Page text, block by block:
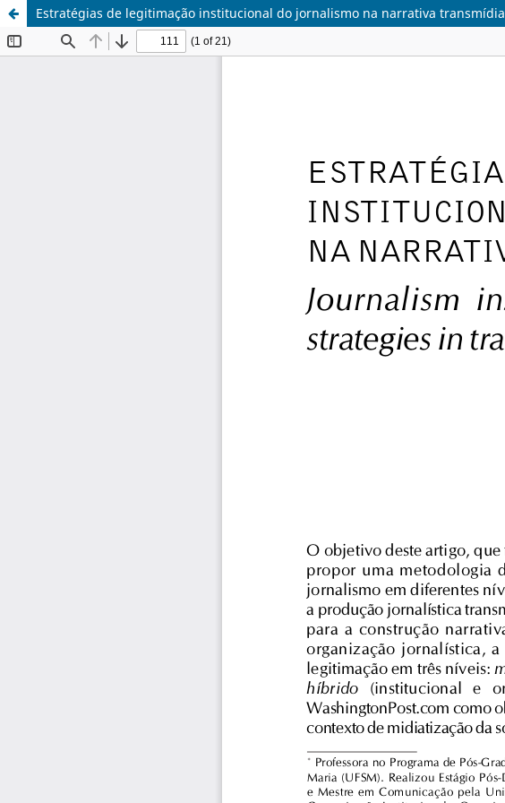
Estratégias de legitimação institucional do jornalismo na narrativa transmídia